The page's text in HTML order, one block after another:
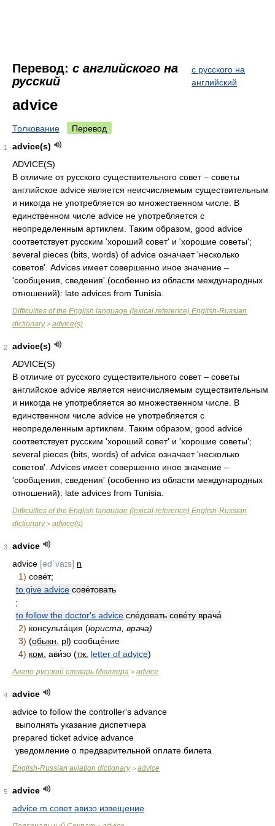
Перевод: с английского на
русский
с русского на
английский
advice
Толкование Перевод
1
advice(s)
ADVICE(S)
В отличие от русского существительного совет – советы
английское advice является неисчисляемым существительным
и никогда не употребляется во множественном числе. В
единственном числе advice не употребляется с
неопределенным артиклем. Таким образом, good advice
соответствует русским 'хороший совет' и 'хорошие советы';
several pieces (bits, words) of advice означает 'несколько
советов'. Advices имеет совершенно иное значение –
'сообщения, сведения' (особенно из области международных
отношений): late advices from Tunisia.
Difficulties of the English language (lexical reference) English-Russian
dictionary> advice(s)
2
advice(s)
ADVICE(S)
В отличие от русского существительного совет – советы
английское advice является неисчисляемым существительным
и никогда не употребляется во множественном числе. В
единственном числе advice не употребляется с
неопределенным артиклем. Таким образом, good advice
соответствует русским 'хороший совет' и 'хорошие советы';
several pieces (bits, words) of advice означает 'несколько
советов'. Advices имеет совершенно иное значение –
'сообщения, сведения' (особенно из области международных
отношений): late advices from Tunisia.
Difficulties of the English language (lexical reference) English-Russian
dictionary> advice(s)
3
advice
advice [ədˊvaɪs] n
1) сове́т;
to give advice сове́товать
;
to follow the doctor's advice сле́довать сове́ту врача́
2) консульта́ция (юриста, врача)
3) (обыкн. pl) сообще́ние
4) ком. ави́зо (тж. letter of advice)
Англо-русский словарь Мюллера > advice
4
advice
advice to follow the controller's advance
выполнять указание диспетчера
prepared ticket advice advance
уведомление о предварительной оплате билета
English-Russian aviation dictionary> advice
5
advice
advice m совет авизо извещение